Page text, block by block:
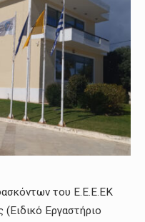
του Ε.Ε.Ε.ΕΚ
Εργαστήριο